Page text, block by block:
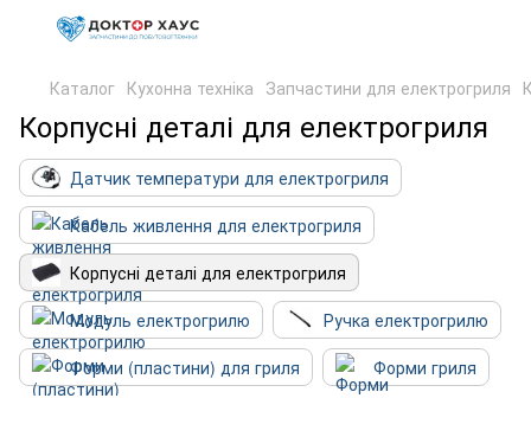
Каталог Кухонна техніка Запчастини для електрогриля
Корпусні деталі для електрогриля
Датчик температури для електрогриля
Кабель живлення для електрогриля
Корпусні деталі для електрогриля
Модуль електрогрилю
Ручка електрогрилю
Форми (пластини) для гриля
Форми гриля